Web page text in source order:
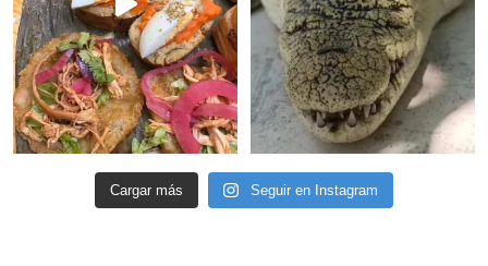
Cargar más Seguir en Instagram